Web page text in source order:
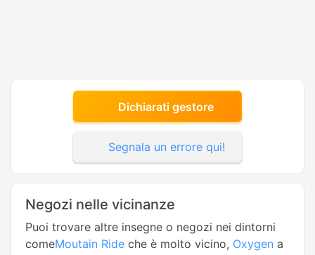
Dichiarati gestore
Segnala un errore qui!
Negozi nelle vicinanze
Puoi trovare altre insegne o negozi nei dintorni
comeMoutain Ride che è molto vicino, Oxygen a